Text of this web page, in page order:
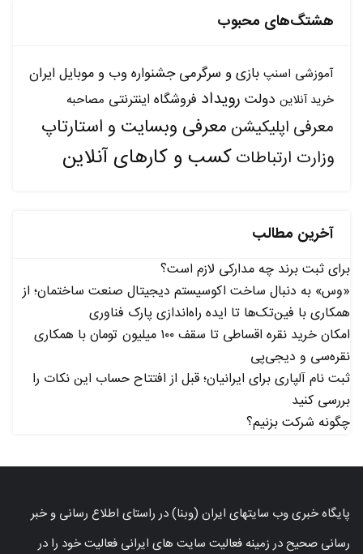
هشتگ‌های محبوب
آموزشی اسنپ بازی و سرگرمی جشنواره وب و موبایل ایران
خرید آنلاین دولت رویداد فروشگاه اینترنتی مصاحبه
معرفی اپلیکیشن معرفی وبسایت و استارتاپ
وزارت ارتباطاتکسب و کارهای آنلاین
آخرین مطالب
برای ثبت برند چه مدارکی لازم است؟
«وس» به دنبال ساخت اکوسیستم دیجیتال صنعت ساختمان؛ از
همکاری با فین‌تک‌ها تا ایده راه‌اندازی پارک فناوری
امکان خرید نقره اقساطی تا سقف ۱۰۰ میلیون تومان با همکاری
نقره‌سی و دیجی‌پی
ثبت نام آلپاری برای ایرانیان؛ قبل از افتتاح حساب این نکات را
بررسی کنید
چگونه شرکت بزنیم؟
پایگاه خبری وب سایتهای ایران (وبنا) در راستای اطلاع رسانی و خبر
رسانی صحیح در زمینه فعالیت سایت های ایرانی فعالیت خود را در